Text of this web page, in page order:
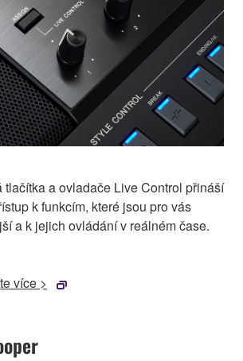
tlačítka a ovladače Live Control přináší
k funkcím, které jsou pro vás
a k jejich ovládání v reálném čase.
více >